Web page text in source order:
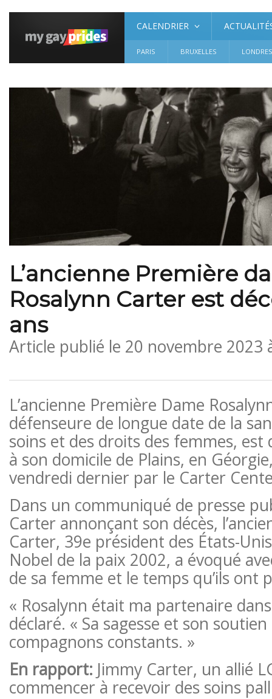
CALENDRIER
PARIS BRUXELLES LONDRES
L’ancienne Première
Rosalynn Carter est
ans
Article publié le 20 novembre 2023
L’ancienne Première Dame
défenseure de longue date de la
soins et des droits des femmes, est
à son domicile de Plains, en
vendredi dernier par le Carter
Dans un communiqué de presse
Carter annonçant son décès,
Carter, 39e président des États-
Nobel de la paix 2002, a évoqué
de sa femme et le temps qu’ils ont
« Rosalynn était ma partenaire
déclaré. « Sa sagesse et son
compagnons constants. »
En rapport: Jimmy Carter, un allié
commencer à recevoir des soins